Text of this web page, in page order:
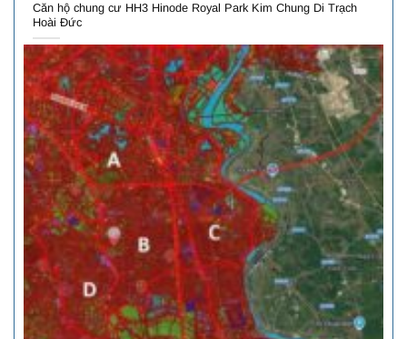
Căn hộ chung cư HH3 Hinode Royal Park Kim Chung Di Trạch
Hoài Đức